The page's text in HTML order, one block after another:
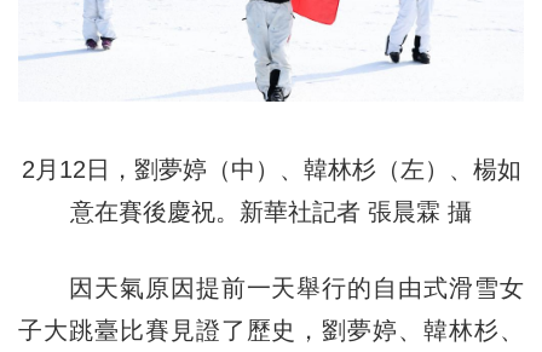
2月12日，劉夢婷（中）、韓林杉（左）、楊如
意在賽後慶祝。新華社記者 張晨霖 攝
因天氣原因提前一天舉行的自由式滑雪女
子大跳臺比賽見證了歷史，劉夢婷、韓林杉、